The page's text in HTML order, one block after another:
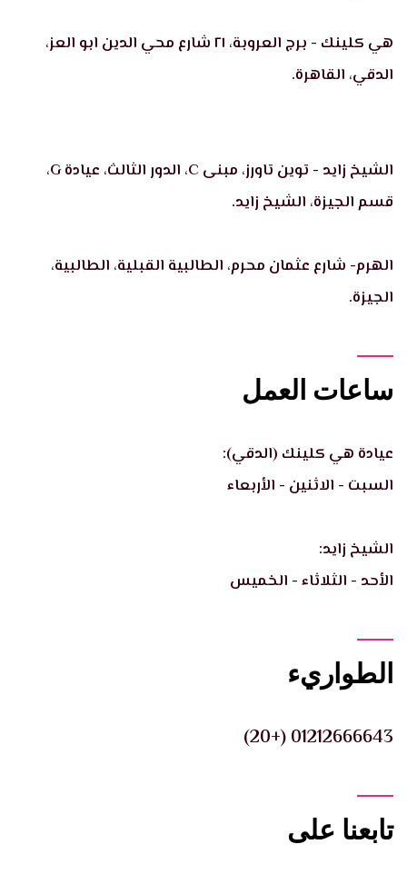
هي كلينك - برج العروبة، ٢١ شارع محي الدين ابو العز،
الدقي، القاهرة.
الشيخ زايد - توين تاورز، مبنى C، الدور الثالث، عيادة G،
قسم الجيزة، الشيخ زايد.
الهرم- شارع عثمان محرم، الطالبية القبلية، الطالبية،
الجيزة.
ساعات العمل
عيادة هي كلينك (الدقي):
السبت - الاثنين - الأربعاء
الشيخ زايد:
الأحد - الثلاثاء - الخميس
الطواريء
01212666643 (+20)
تابعنا على